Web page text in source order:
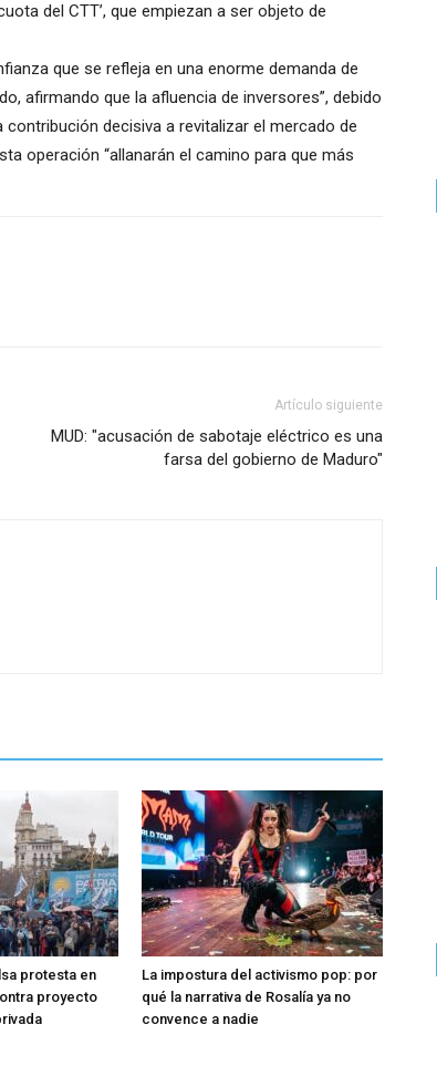
del CTT’, que empiezan a ser objeto de
que se refleja en una enorme demanda de
afirmando que la afluencia de inversores”, debido
decisiva a revitalizar el mercado de
operación “allanarán el camino para que más
Artículo siguiente
MUD: "acusación de sabotaje eléctrico es una
farsa del gobierno de Maduro"
protesta en
proyecto
La impostura del activismo pop: por
qué la narrativa de Rosalía ya no
convence a nadie